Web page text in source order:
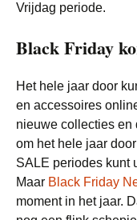
Vrijdag periode.
Black Friday
Het hele jaar door
en accessoires
nieuwe collecties en
om het hele jaar
SALE periodes kunt
Maar Black Friday
moment in het jaar.